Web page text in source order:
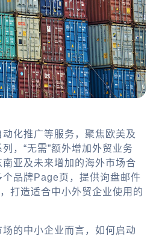
化推广等服务，聚焦欧美及
，“无需”额外增加外贸业务
亚及未来增加的海外市场合
品牌Page页，提供询盘邮件
打造适合中小外贸企业使用的
的中小企业而言，如何启动